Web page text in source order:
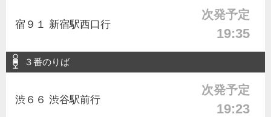
宿９１ 新宿駅西口行
次発予定
19:35
３番のりば
渋６６ 渋谷駅前行
次発予定
19:23